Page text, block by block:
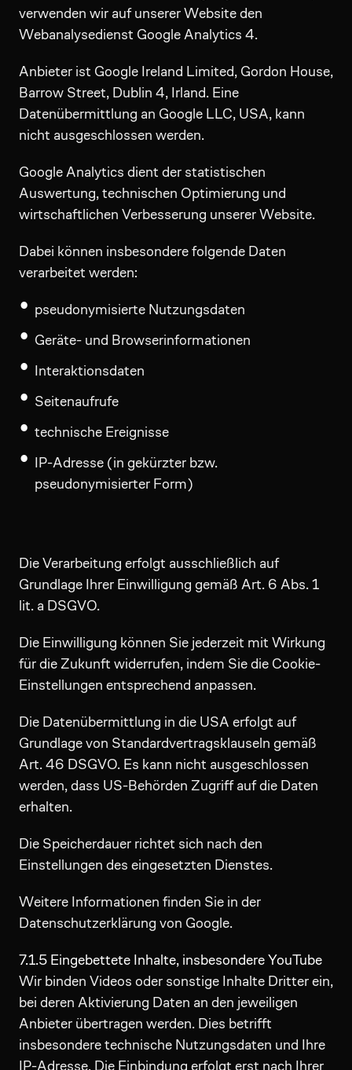
verwenden wir auf unserer Website den
Webanalysedienst Google Analytics 4.
Anbieter ist Google Ireland Limited, Gordon House,
Barrow Street, Dublin 4, Irland. Eine
Datenübermittlung an Google LLC, USA, kann
nicht ausgeschlossen werden.
Google Analytics dient der statistischen
Auswertung, technischen Optimierung und
wirtschaftlichen Verbesserung unserer Website.
Dabei können insbesondere folgende Daten
verarbeitet werden:
pseudonymisierte Nutzungsdaten
Geräte- und Browserinformationen
Interaktionsdaten
Seitenaufrufe
technische Ereignisse
IP-Adresse (in gekürzter bzw.
pseudonymisierter Form)
Die Verarbeitung erfolgt ausschließlich auf
Grundlage Ihrer Einwilligung gemäß Art. 6 Abs. 1
lit. a DSGVO.
Die Einwilligung können Sie jederzeit mit Wirkung
für die Zukunft widerrufen, indem Sie die Cookie-
Einstellungen entsprechend anpassen.
Die Datenübermittlung in die USA erfolgt auf
Grundlage von Standardvertragsklauseln gemäß
Art. 46 DSGVO. Es kann nicht ausgeschlossen
werden, dass US-Behörden Zugriff auf die Daten
erhalten.
Die Speicherdauer richtet sich nach den
Einstellungen des eingesetzten Dienstes.
Weitere Informationen finden Sie in der
Datenschutzerklärung von Google.
7.1.5 Eingebettete Inhalte, insbesondere YouTube
Wir binden Videos oder sonstige Inhalte Dritter ein,
bei deren Aktivierung Daten an den jeweiligen
Anbieter übertragen werden. Dies betrifft
insbesondere technische Nutzungsdaten und Ihre
IP-Adresse. Die Einbindung erfolgt erst nach Ihrer